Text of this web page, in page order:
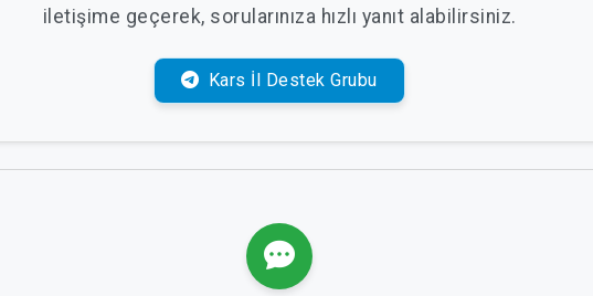
iletişime geçerek, sorularınıza hızlı yanıt alabilirsiniz.
Kars İl Destek Grubu